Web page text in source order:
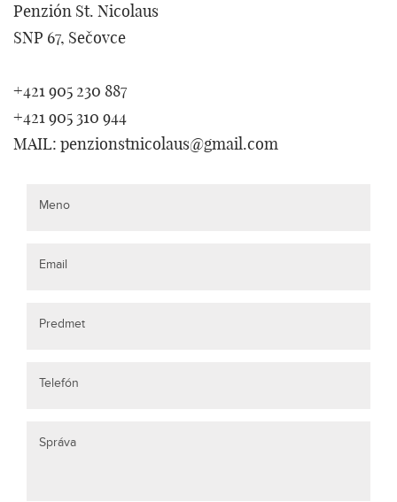
Penzión St. Nicolaus
SNP 67, Sečovce
+421 905 230 887
+421 905 310 944
MAIL: penzionstnicolaus@gmail.com
Meno
Email
Predmet
Telefón
Správa